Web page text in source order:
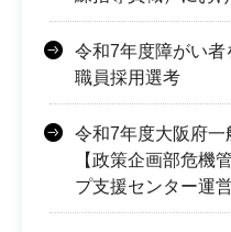
令和7年度障がい
職員採用選考
令和7年度大阪府
【政策企画部危機
プ支援センター運